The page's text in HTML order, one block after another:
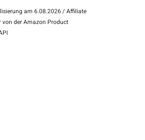
am 6.08.2026 / Affiliate
von der Amazon Product